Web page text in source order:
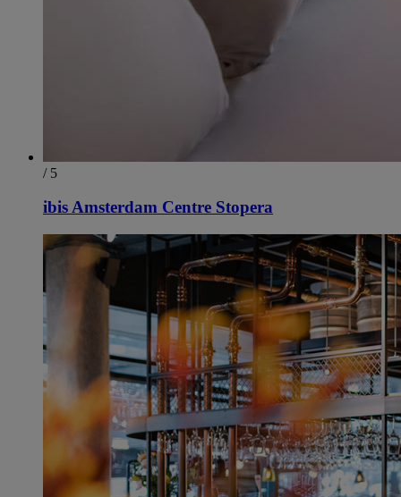
/ 5
ibis Amsterdam Centre Stopera